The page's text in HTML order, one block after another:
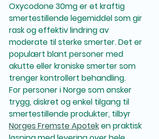
Oxycodone 30mg er et kraftig
smertestillende legemiddel som gir
rask og effektiv lindring av
moderate til sterke smerter. Det er
populært blant personer med
akutte eller kroniske smerter som
trenger kontrollert behandling.
For personer i Norge som ønsker
trygg, diskret og enkel tilgang til
smertestillende produkter, tilbyr
Norges Fremste Apotek en praktisk